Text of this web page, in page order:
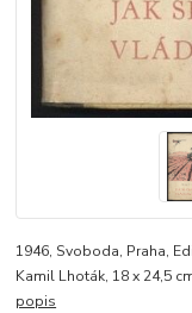
1946, Svoboda, Praha,
Kamil Lhoták, 18 x 24,5
popis